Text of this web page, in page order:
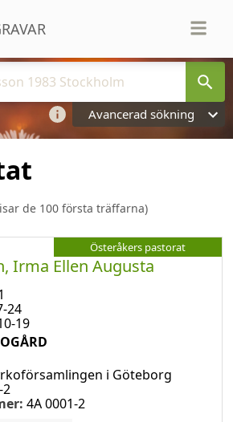
Avancerad sökning
de 100 första träffarna)
Österåkers pastorat
Irma Ellen Augusta
24
19
i Göteborg
2
4A 0001-2